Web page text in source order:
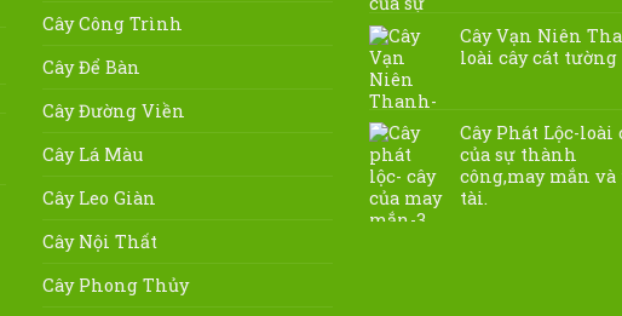
Cây Công Trình
Cây Để Bàn
Cây Đường Viền
Cây Lá Màu
Cây Leo Giàn
Cây Nội Thất
Cây Phong Thủy
Cây Vạn Niên
loài cây cát tường
Cây Phát Lộc-loài
của sự thành
công,may mắn
tài.